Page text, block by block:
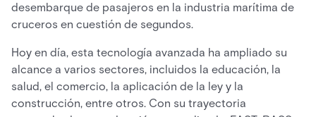
desembarque de pasajeros en la industria marítima de
cruceros en cuestión de segundos.
Hoy en día, esta tecnología avanzada ha ampliado su
alcance a varios sectores, incluidos la educación, la
salud, el comercio, la aplicación de la ley y la
construcción, entre otros. Con su trayectoria